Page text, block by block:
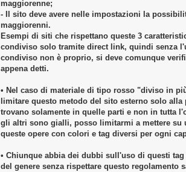
maggiorenne;
- Il sito deve avere nelle impostazioni la
maggiorenni.
Esempi di siti che rispettano queste 3
condiviso solo tramite direct link, quindi senza
condiviso non è proprio, si deve comunque
appena detti.
• Nel caso di materiale di tipo rosso "diviso in
limitare questo metodo del sito esterno solo
trovano solamente in quelle parti e non in tutta
gli altri sono gialli, posso limitarmi a mettere su
queste opere con colori e tag diversi per ogni
• Chiunque abbia dei dubbi sull'uso di questi
del genere senza rispettare questo